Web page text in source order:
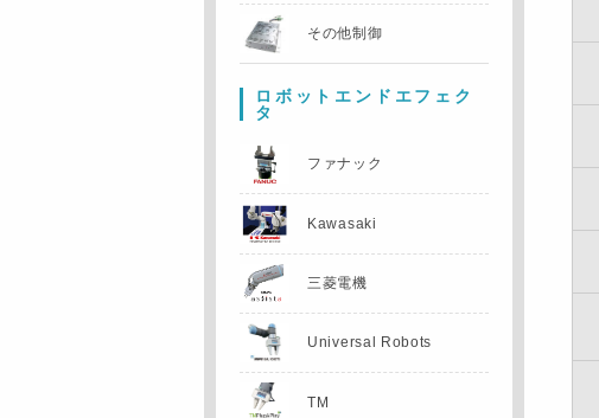
その他制御
ロボットエンドエフェク
タ
ファナック
Kawasaki
三菱電機
Universal Robots
TM